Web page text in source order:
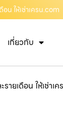
น ให้เช่าเครน.com
เกี่ยวกับ
ายเดือน ให้เช่าเ